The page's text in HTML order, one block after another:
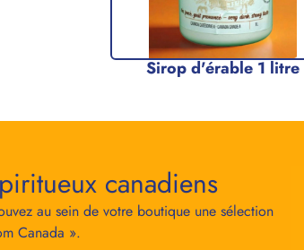
Sirop d'érable 1 litre
canadiens
au sein de votre boutique une sélection
Canada ».